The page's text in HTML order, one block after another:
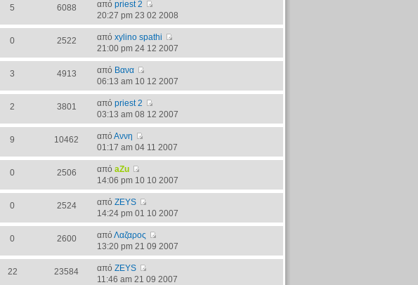
5 6088 απόpriest 2
20:27 pm 23 02 2008
0 2522 απόxylino spathi
21:00 pm 24 12 2007
3 4913 από Βανα
06:13 am 10 12 2007
2 3801 απόpriest 2
03:13 am 08 12 2007
9 10462 απόΑννη
01:17 am 04 11 2007
0 2506 απόaZu
14:06 pm 10 10 2007
0 2524 απόZEYS
14:24 pm 01 10 2007
0 2600 απόΛαζαρος
13:20 pm 21 09 2007
22 23584 απόZEYS
11:46 am 21 09 2007